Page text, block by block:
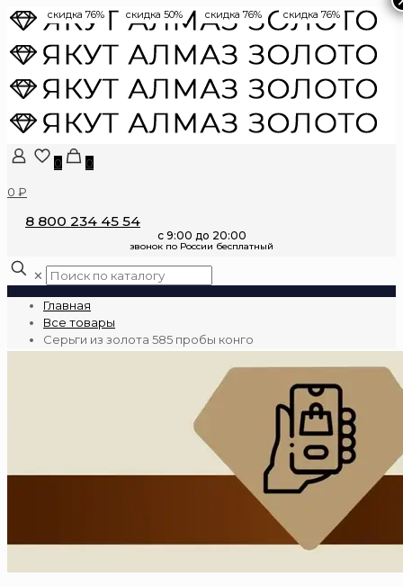
0
0
0 ₽
8 800 234 45 54
✕
Главная
Все товары
Серьги из золота 585 пробы конго
скидка 76% скидка 50% скидка 76% скидка 76%